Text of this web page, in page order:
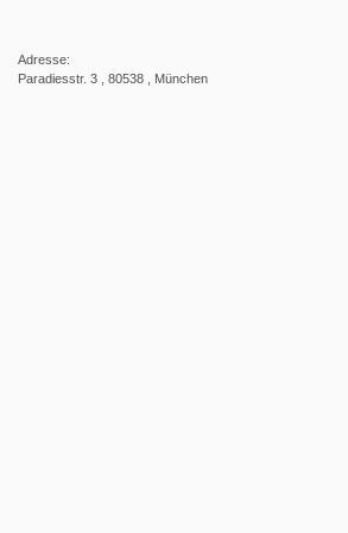
Adresse:
Paradiesstr. 3 , 80538 , München